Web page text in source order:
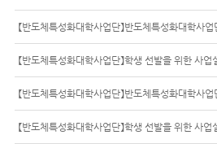
【반도체특성화대학사업단】반도체특성화대학사
【반도체특성화대학사업단】학생 선발을 위한 사
【반도체특성화대학사업단】반도체특성화대학사
【반도체특성화대학사업단】학생 선발을 위한 사